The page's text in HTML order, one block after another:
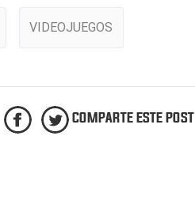
VIDEOJUEGOS
COMPARTE ESTE POST